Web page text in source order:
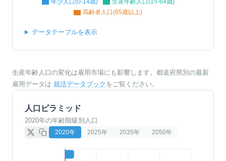
年少人口(0-14歳)
生産年齢人口(15-64歳)
高齢者人口(65歳以上)
データテーブルを表示
生産年齢人口の変化は雇用市場にも影響します。都道府県別の最新
雇用データは 就活データブック をご覧ください。
人口ピラミッド
2020年の年齢階級別人口
2020年 2025年 2035年 2050年